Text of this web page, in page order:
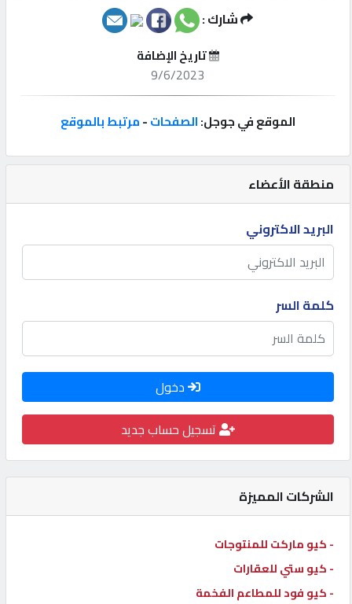
كيو
نمبر
كيو
كارز
كيو
ماركت
القطري
POWERED
BY
QHOST
منطقة الأعضاء
البريد الاكتروني
كلمة السر
دخول
تسجيل حساب جديد
الشركات المميزة
- كيو ماركت للمنتوجات
- كيو ستي للعقارات
- كيو فود للمطاعم الفخمة
شارك :
تاريخ الإضافة
9/6/2023
الموقع في جوجل:الصفحات-مرتبط بالموقع